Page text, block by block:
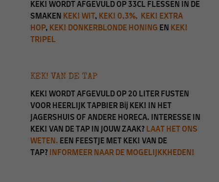
KEK! WORDT AFGEVULD OP 33CL FLESSEN IN DE
SMAKEN KEK! WIT, KEK! 0,3%,
KEK! EXTRA
HOP, KEK! DONKERBLONDE HONING EN KEK!
TRIPEL
KEK! VAN DE TAP
KEK! WORDT AFGEVULD OP 20 LITER FUSTEN
VOOR HEERLIJK TAPBIER Bij KEK! IN HET
JAGERSHUIS OF ANDERE HORECA. INTERESSE IN
KEK! VAN DE TAP IN JOUW ZAAK? LAAT HET ONS
WETEN. EEN FEESTJE MET KEK! VAN DE
TAP?
INFORMEER NAAR DE MOGELIJKKHEDEN!